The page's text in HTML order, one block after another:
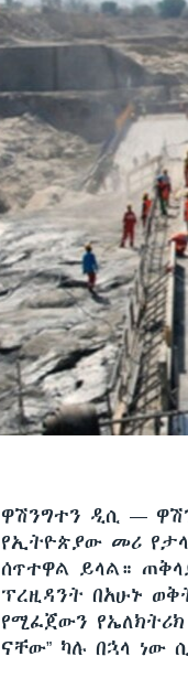
ዋሽንግተን ዲሲ —
የኢትዮጵያው መሪ
ሰጥተዋል ይላል።
ፕረዚዳንት በአሁኑ
የሚፈጀውን
ናቸው” ካሉ በኋላ ነው